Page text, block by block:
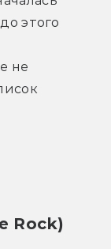
этого
не
Rock)